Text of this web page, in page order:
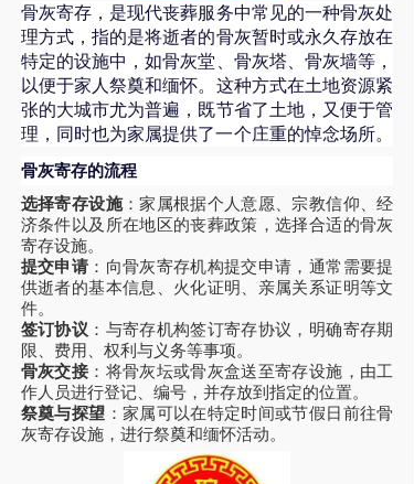
骨灰寄存，是现代丧葬服务中常见的一种骨灰处
理方式，指的是将逝者的骨灰暂时或永久存放在
特定的设施中，如骨灰堂、骨灰塔、骨灰墙等，
以便于家人祭奠和缅怀。这种方式在土地资源紧
张的大城市尤为普遍，既节省了土地，又便于管
理，同时也为家属提供了一个庄重的悼念场所。
骨灰寄存的流程
选择寄存设施：家属根据个人意愿、宗教信仰、经
济条件以及所在地区的丧葬政策，选择合适的骨灰
寄存设施。
提交申请 ：向骨灰寄存机构提交申请，通常需要提
供逝者的基本信息、火化证明、亲属关系证明等文
件。
签订协议 ：与寄存机构签订寄存协议，明确寄存期
限、费用、权利与义务等事项。
骨灰交接 ：将骨灰坛或骨灰盒送至寄存设施，由工
作人员进行登记、编号，并存放到指定的位置。
祭奠与探望 ：家属可以在特定时间或节假日前往骨
灰寄存设施，进行祭奠和缅怀活动。